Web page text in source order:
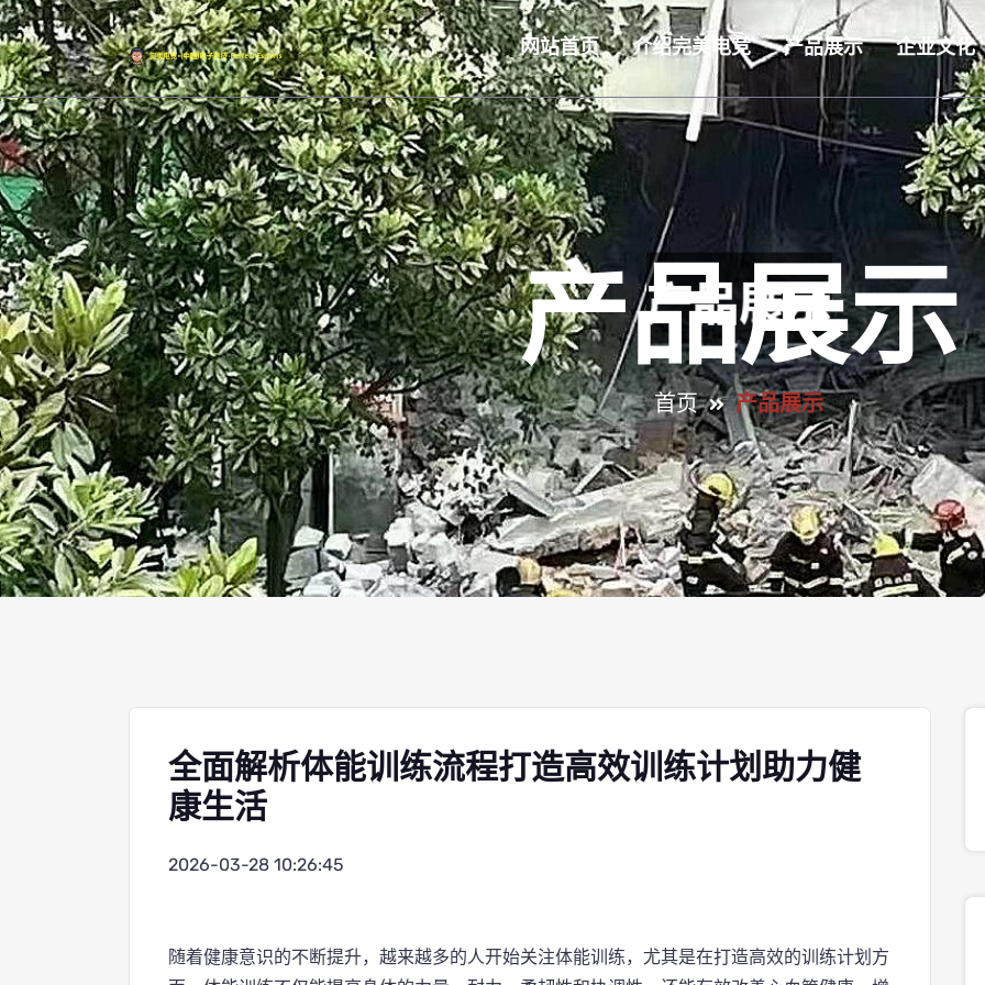
网站首页 介绍完美电竞 产品展示 企业文化
产品展示
首页 产品展示
全面解析体能训练流程打造高效训练计划助力健
康生活
2026-03-28 10:26:45
随着健康意识的不断提升，越来越多的人开始关注体能训练，尤其是在打造高效的训练计划方